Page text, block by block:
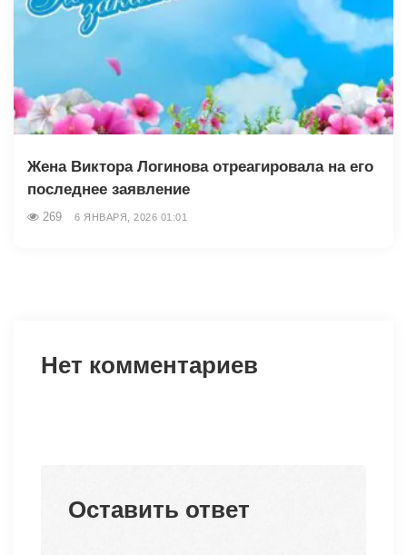
Жена Виктора Логинова отреагировала на его
последнее заявление
269 6 ЯНВАРЯ, 2026 01:01
Нет комментариев
Оставить ответ